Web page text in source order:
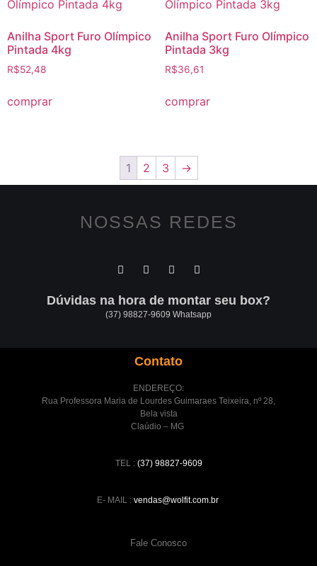
Anilha Sport Furo Olímpico
Pintada 4kg
R$52,48
comprar
Anilha Sport Furo Olímpico
Pintada 3kg
R$36,61
comprar
1 2 3 →
NOSSAS REDES
Dúvidas na hora de montar seu box?
(37) 98827-9609 Whatsapp
Contato
ENDEREÇO:
Rua Professora Maria de Lourdes Guimaraes Teixeira, nº 28,
Bela vista
Claúdio – MG
TEL : (37) 98827-9609
E- MAIL : vendas@wolfit.com.br
Fale Conosco